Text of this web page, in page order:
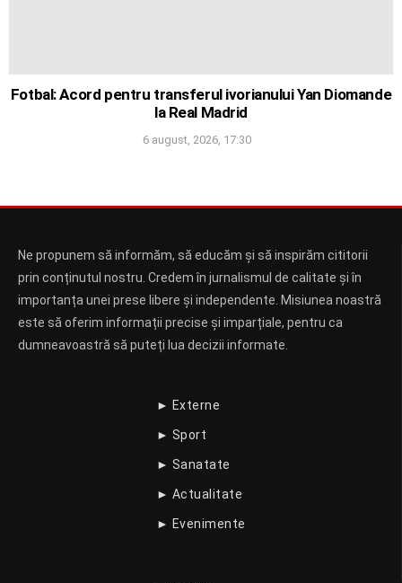
Fotbal: Acord pentru transferul ivorianului Yan Diomande
la Real Madrid
6 august, 2026, 17:30
Ne propunem să informăm, să educăm și să inspirăm cititorii
prin conținutul nostru. Credem în jurnalismul de calitate și în
importanța unei prese libere și independente. Misiunea noastră
este să oferim informații precise și imparțiale, pentru ca
dumneavoastră să puteți lua decizii informate.
► Externe
► Sport
► Sanatate
► Actualitate
► Evenimente